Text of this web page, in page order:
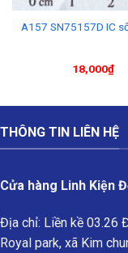
A157 SN75157D IC
18,000₫
THÔNG TIN LIÊN HỆ
Cửa hàng Linh Kiện
Địa chỉ: Liền kề 03.26
Royal park, xã Kim